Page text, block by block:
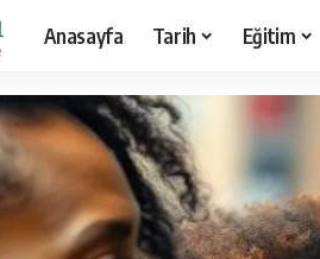
Anasayfa Tarih Eğitim